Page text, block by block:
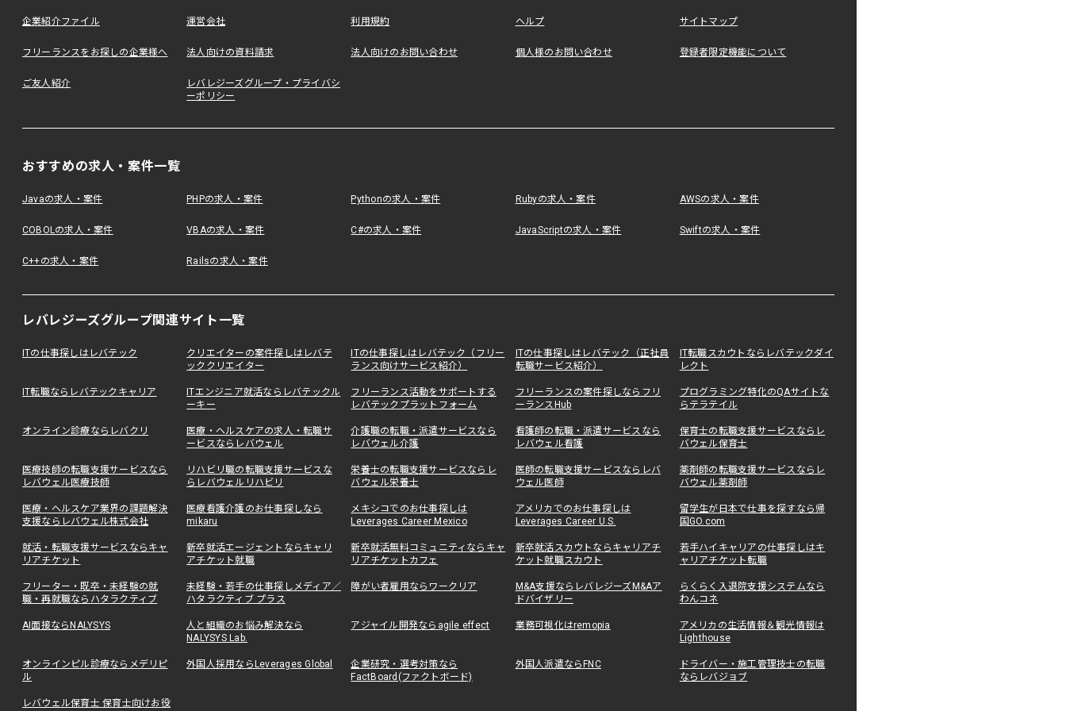
企業紹介ファイル 運営会社 利用規約 ヘルプ サイトマップ
フリーランスをお探しの企業様へ 法人向けの資料請求 法人向けのお問い合わせ 個人様のお問い合わせ 登録者限定機能について
ご友人紹介
レバレジーズグループ・プライバシ
ーポリシー
おすすめの求人・案件一覧
Javaの求人・案件 PHPの求人・案件 Pythonの求人・案件 Rubyの求人・案件 AWSの求人・案件
COBOLの求人・案件 VBAの求人・案件 C#の求人・案件 JavaScriptの求人・案件 Swiftの求人・案件
C++の求人・案件 Railsの求人・案件
レバレジーズグループ関連サイト一覧
ITの仕事探しはレバテック
クリエイターの案件探しはレバテ
ッククリエイター
ITの仕事探しはレバテック（フリー
ランス向けサービス紹介）
ITの仕事探しはレバテック（正社員
転職サービス紹介）
IT転職スカウトならレバテックダイ
レクト
IT転職ならレバテックキャリア
ITエンジニア就活ならレバテックル
ーキー
フリーランス活動をサポートする
レバテックプラットフォーム
フリーランスの案件探しならフリ
ーランスHub
プログラミング特化のQAサイトな
らテラテイル
オンライン診療ならレバクリ
医療・ヘルスケアの求人・転職サ
ービスならレバウェル
介護職の転職・派遣サービスなら
レバウェル介護
看護師の転職・派遣サービスなら
レバウェル看護
保育士の転職支援サービスならレ
バウェル保育士
医療技師の転職支援サービスなら
レバウェル医療技師
リハビリ職の転職支援サービスな
らレバウェルリハビリ
栄養士の転職支援サービスならレ
バウェル栄養士
医師の転職支援サービスならレバ
ウェル医師
薬剤師の転職支援サービスならレ
バウェル薬剤師
医療・ヘルスケア業界の課題解決
支援ならレバウェル株式会社
医療看護介護のお仕事探しなら
mikaru
メキシコでのお仕事探しは
Leverages Career Mexico
アメリカでのお仕事探しは
Leverages Career U.S.
留学生が日本で仕事を探すなら帰
国GO.com
就活・転職支援サービスならキャ
リアチケット
新卒就活エージェントならキャリ
アチケット就職
新卒就活無料コミュニティならキャ
リアチケットカフェ
新卒就活スカウトならキャリアチ
ケット就職スカウト
若手ハイキャリアの仕事探しはキ
ャリアチケット転職
フリーター・既卒・未経験の就
職・再就職ならハタラクティブ
未経験・若手の仕事探しメディア／
ハタラクティブ プラス
障がい者雇用ならワークリア
M&A支援ならレバレジーズM&Aア
ドバイザリー
らくらく入退院支援システムなら
わんコネ
AI面接ならNALYSYS
人と組織のお悩み解決なら
NALYSYS Lab.
アジャイル開発ならagile effect 業務可視化はremopia
アメリカの生活情報＆観光情報は
Lighthouse
オンラインピル診療ならメデリピ
ル
外国人採用ならLeverages Global
企業研究・選考対策なら
FactBoard(ファクトボード)
外国人派遣ならFNC
ドライバー・施工管理技士の転職
ならレバジョブ
レバウェル保育士 保育士向けお役